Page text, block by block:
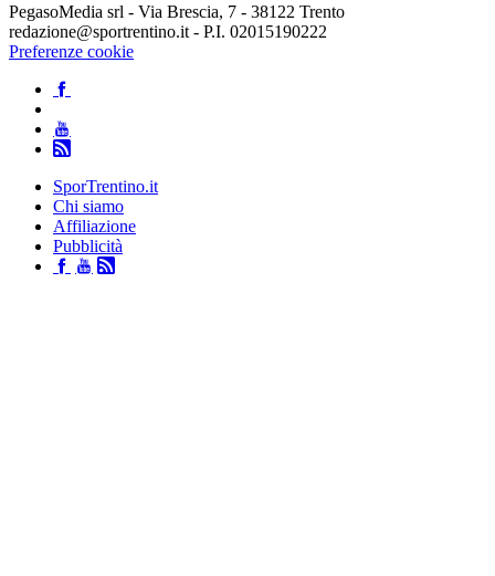
PegasoMedia srl - Via Brescia, 7 - 38122 Trento
redazione@sportrentino.it - P.I. 02015190222
Preferenze cookie
SporTrentino.it
Chi siamo
Affiliazione
Pubblicità